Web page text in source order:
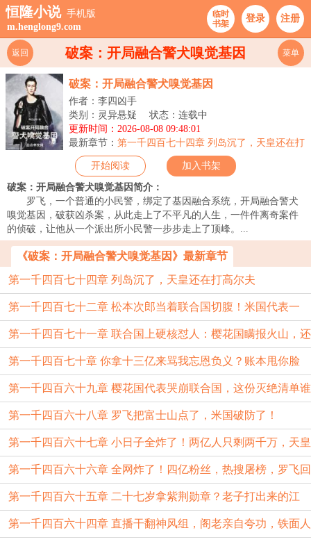
恒隆小说 手机版
m.henglong9.com
临时
书架
登录 注册
破案：开局融合警犬嗅觉基因
返回 菜单
破案：开局融合警犬嗅觉基因
作者：李四凶手
类别：灵异悬疑
状态：连载中
更新时间：2026-08-08 09:48:01
最新章节： 第一千四百七十四章 列岛沉了，天皇还在打
高尔夫
开始阅读
加入书架
破案：开局融合警犬嗅觉基因简介：
罗飞，一个普通的小民警，绑定了基因融合系统，开局融合警犬
嗅觉基因，破获凶杀案，从此走上了不平凡的人生，一件件离奇案件
的侦破，让他从一个派出所小民警一步步走上了顶峰。...
《破案：开局融合警犬嗅觉基因》最新章节
第一千四百七十四章 列岛沉了，天皇还在打高尔夫
第一千四百七十二章 松本次郎当着联合国切腹！米国代表一
句“累赘”直接送
第一千四百七十一章 联合国上硬核怼人：樱花国瞒报火山，还
想偷换我家？
第一千四百七十章 你拿十三亿来骂我忘恩负义？账本甩你脸
上第一千四百六十九章 樱花国代表哭崩联合国，这份灭绝清单谁
敢接？
第一千四百六十八章 罗飞把富士山点了，米国破防了！
第一千四百六十七章 小日子全炸了！两亿人只剩两千万，天皇
却带着黄金跑了
第一千四百六十六章 全网炸了！四亿粉丝，热搜屠榜，罗飞回
国直接封神！
第一千四百六十五章 二十七岁拿紫荆勋章？老子打出来的江
山，谁不服站出来
第一千四百六十四章 直播干翻神风组，阁老亲自夸功，铁面人